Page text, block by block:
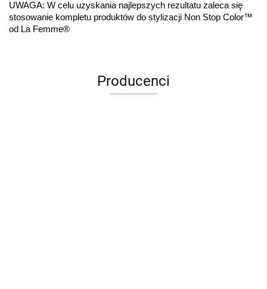
UWAGA: W celu uzyskania najlepszych rezultatu zaleca się
stosowanie kompletu produktów do stylizacji Non Stop Color™
od La Femme®
Producenci